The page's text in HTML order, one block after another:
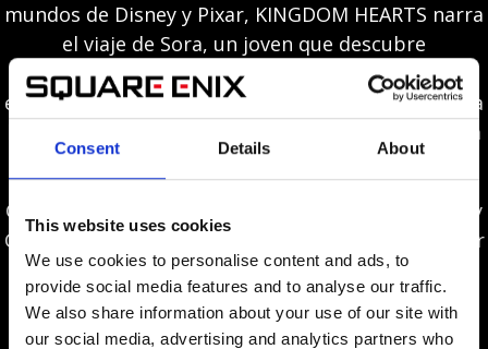
Consent Details About
This website uses cookies
We use cookies to personalise content and ads, to
provide social media features and to analyse our traffic.
We also share information about your use of our site with
our social media, advertising and analytics partners who
mundos de Disney y Pixar, KINGDOM HEARTS narra
el viaje de Sora, un joven que descubre
inesperadamente que posee un poder
espectacular. Con la ayuda de Donald y Goofy, Sora
lucha para evitar que una fuerza maligna conocida
como los sincorazón invada todo el universo.
Guiados por el poder de la amistad, Sora, Donald y
Goofy unen fuerzas con personajes de Disney-Pixar
nuevos y ya conocidos para superar enormes
desafíos y plantarle cara a la oscuridad que se
cierne sobre sus mundos.